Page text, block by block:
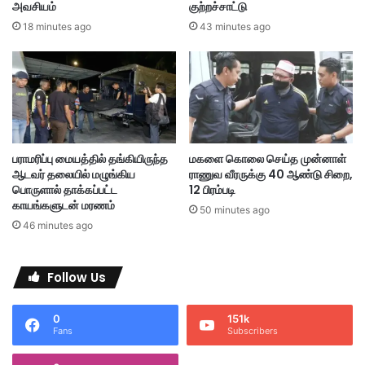
anwar
Country direction gets
heading Indianvoters
MerdekaCentre PM poll
rating think Wrong
க
ள்
ந்
த
ன
ல்
லு
பா
தை
யை
ப்
ப
ன்
ப
த்
ய
ர்
தி
அவசியம்
18 minutes ago
குற்றச்சாட்டு
43 minutes ago
பராமரிப்பு மையத்தில் தங்கியிருந்த
ஆடவர் தலையில் மழுங்கிய
பொருளால் தாக்கப்பட்ட
காயங்களுடன் மரணம்
46 minutes ago
மகளை கொலை செய்த முன்னாள்
ராணுவ வீரருக்கு 40 ஆண்டு சிறை,
12 பிரம்படி
50 minutes ago
Follow Us
0
Fans
151k
Subscribers